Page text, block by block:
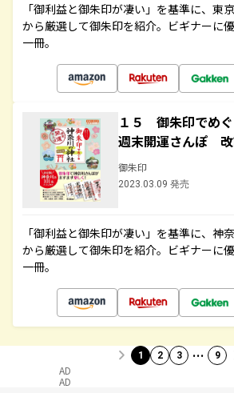
「御利益と御朱印が凄い」を基準に、東
から厳選して御朱印を紹介。ビギナーに
一冊。
１５ 御朱印でめ
週末開運さんぽ
御朱印
2023.03.09 発売
「御利益と御朱印が凄い」を基準に、神
から厳選して御朱印を紹介。ビギナーに
一冊。
1 2 3 … 9
AD
AD